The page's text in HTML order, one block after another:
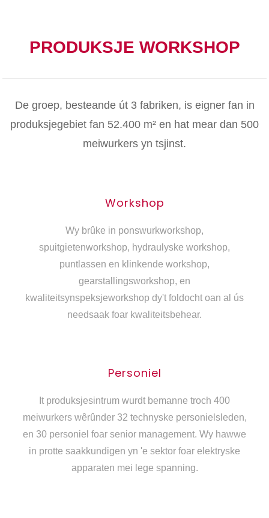
PRODUKSJE WORKSHOP
De groep, besteande út 3 fabriken, is eigner fan in
produksjegebiet fan 52.400 m² en hat mear dan 500
meiwurkers yn tsjinst.
Workshop
Wy brûke in ponswurkworkshop,
spuitgietenworkshop, hydraulyske workshop,
puntlassen en klinkende workshop,
gearstallingsworkshop, en
kwaliteitsynspeksjeworkshop dy't foldocht oan al ús
needsaak foar kwaliteitsbehear.
Personiel
It produksjesintrum wurdt bemanne troch 400
meiwurkers wêrûnder 32 technyske personielsleden,
en 30 personiel foar senior management. Wy hawwe
in protte saakkundigen yn 'e sektor foar elektryske
apparaten mei lege spanning.